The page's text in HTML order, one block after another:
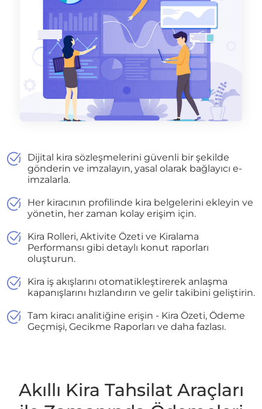
Dijital kira sözleşmelerini güvenli bir şekilde
gönderin ve imzalayın, yasal olarak bağlayıcı e-
imzalarla.
Her kiracının profilinde kira belgelerini ekleyin ve
yönetin, her zaman kolay erişim için.
Kira Rolleri, Aktivite Özeti ve Kiralama
Performansı gibi detaylı konut raporları
oluşturun.
Kira iş akışlarını otomatikleştirerek anlaşma
kapanışlarını hızlandırın ve gelir takibini geliştirin.
Tam kiracı analitiğine erişin - Kira Özeti, Ödeme
Geçmişi, Gecikme Raporları ve daha fazlası.
Akıllı Kira Tahsilat Araçları